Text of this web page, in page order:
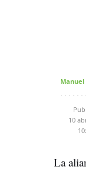
Manuel
10
La